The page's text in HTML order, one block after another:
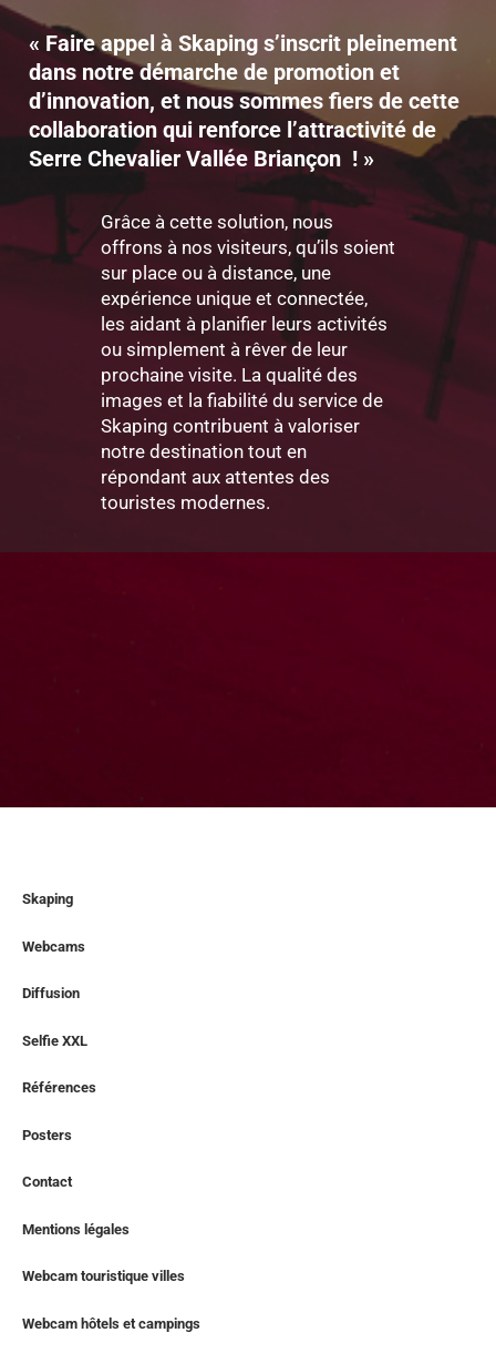
« Faire appel à Skaping s’inscrit pleinement
dans notre démarche de promotion et
d’innovation, et nous sommes fiers de cette
collaboration qui renforce l’attractivité de
Serre Chevalier Vallée Briançon ! »
Grâce à cette solution, nous
offrons à nos visiteurs, qu’ils soient
sur place ou à distance, une
expérience unique et connectée,
les aidant à planifier leurs activités
ou simplement à rêver de leur
prochaine visite. La qualité des
images et la fiabilité du service de
Skaping contribuent à valoriser
notre destination tout en
répondant aux attentes des
touristes modernes.
Skaping
Webcams
Diffusion
Selfie XXL
Références
Posters
Contact
Mentions légales
Webcam touristique villes
Webcam hôtels et campings